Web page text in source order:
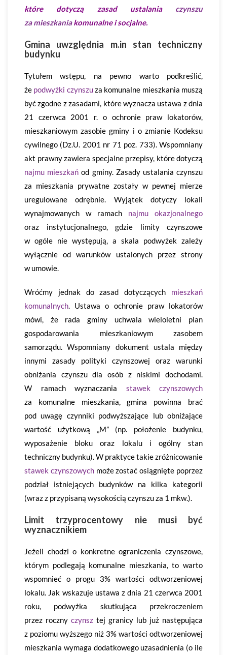
które dotyczą zasad ustalania czynszu
za mieszkaniakomunalne i socjalne.
Gmina uwzględnia m.in stan techniczny
budynku
Tytułem wstępu, na pewno warto podkreślić,
że podwyżki czynszuza komunalne mieszkania muszą
być zgodne z zasadami, które wyznacza ustawa z dnia
21 czerwca 2001 r. o ochronie praw lokatorów,
mieszkaniowym zasobie gminy i o zmianie Kodeksu
cywilnego (Dz.U. 2001 nr 71 poz. 733). Wspomniany
akt prawny zawiera specjalne przepisy, które dotyczą
najmu mieszkań od gminy. Zasady ustalania czynszu
za mieszkania prywatne zostały w pewnej mierze
uregulowane odrębnie. Wyjątek dotyczy lokali
wynajmowanych w ramach najmu okazjonalnego
oraz instytucjonalnego, gdzie limity czynszowe
w ogóle nie występują, a skala podwyżek zależy
wyłącznie od warunków ustalonych przez strony
w umowie.
Wróćmy jednak do zasad dotyczących mieszkań
komunalnych. Ustawa o ochronie praw lokatorów
mówi, że rada gminy uchwala wieloletni plan
gospodarowania mieszkaniowym zasobem
samorządu. Wspomniany dokument ustala między
innymi zasady polityki czynszowej oraz warunki
obniżania czynszu dla osób z niskimi dochodami.
W ramach wyznaczania stawek czynszowych
za komunalne mieszkania, gmina powinna brać
pod uwagę czynniki podwyższające lub obniżające
wartość użytkową „M” (np. położenie budynku,
wyposażenie bloku oraz lokalu i ogólny stan
techniczny budynku). W praktyce takie zróżnicowanie
stawek czynszowychmoże zostać osiągnięte poprzez
podział istniejących budynków na kilka kategorii
(wraz z przypisaną wysokością czynszu za 1 mkw.).
Limit trzyprocentowy nie musi być
wyznacznikiem
Jeżeli chodzi o konkretne ograniczenia czynszowe,
którym podlegają komunalne mieszkania, to warto
wspomnieć o progu 3% wartości odtworzeniowej
lokalu. Jak wskazuje ustawa z dnia 21 czerwca 2001
roku, podwyżka skutkująca przekroczeniem
przez roczny czynsz tej granicy lub już następująca
z poziomu wyższego niż 3% wartości odtworzeniowej
mieszkania wymaga dodatkowego uzasadnienia (o ile